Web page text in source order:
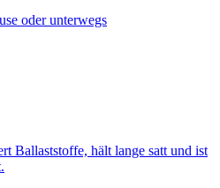
oder unterwegs
Ballaststoffe, hält lange satt und ist